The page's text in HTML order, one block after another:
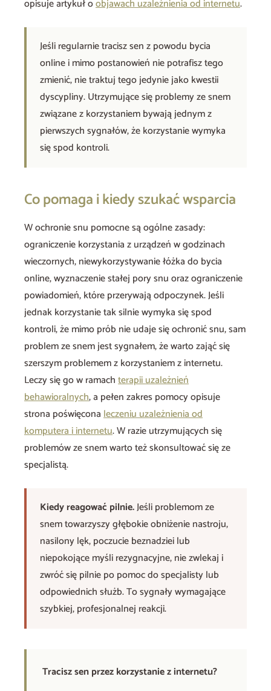
opisuje artykuł oobjawach uzależnienia od internetu.
Jeśli regularnie tracisz sen z powodu bycia
online i mimo postanowień nie potrafisz tego
zmienić, nie traktuj tego jedynie jako kwestii
dyscypliny. Utrzymujące się problemy ze snem
związane z korzystaniem bywają jednym z
pierwszych sygnałów, że korzystanie wymyka
się spod kontroli.
Co pomaga i kiedy szukać wsparcia
W ochronie snu pomocne są ogólne zasady:
ograniczenie korzystania z urządzeń w godzinach
wieczornych, niewykorzystywanie łóżka do bycia
online, wyznaczenie stałej pory snu oraz ograniczenie
powiadomień, które przerywają odpoczynek. Jeśli
jednak korzystanie tak silnie wymyka się spod
kontroli, że mimo prób nie udaje się ochronić snu, sam
problem ze snem jest sygnałem, że warto zająć się
szerszym problemem z korzystaniem z internetu.
Leczy się go w ramachterapii uzależnień
behawioralnych, a pełen zakres pomocy opisuje
strona poświęconaleczeniu uzależnienia od
komputera i internetu. W razie utrzymujących się
problemów ze snem warto też skonsultować się ze
specjalistą.
Kiedy reagować pilnie.Jeśli problemom ze
snem towarzyszy głębokie obniżenie nastroju,
nasilony lęk, poczucie beznadziei lub
niepokojące myśli rezygnacyjne, nie zwlekaj i
zwróć się pilnie po pomoc do specjalisty lub
odpowiednich służb. To sygnały wymagające
szybkiej, profesjonalnej reakcji.
Tracisz sen przez korzystanie z internetu?